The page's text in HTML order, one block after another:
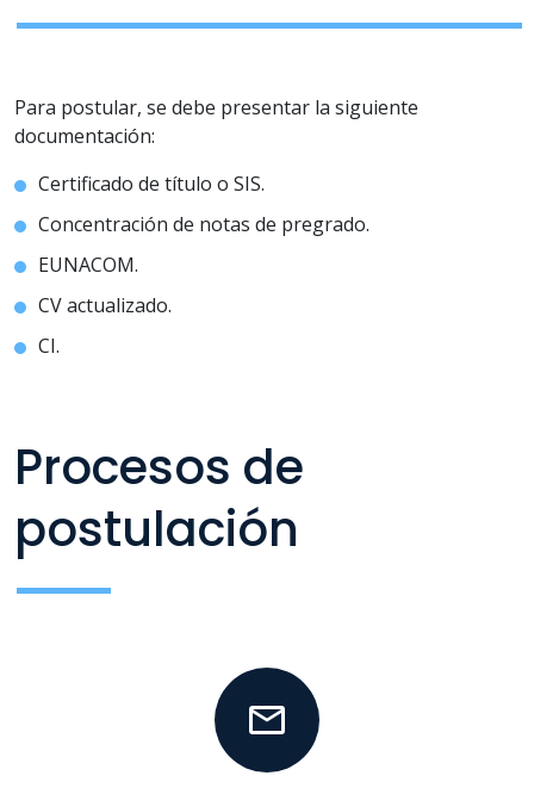
Para postular, se debe presentar la siguiente
documentación:
Certificado de título o SIS.
Concentración de notas de pregrado.
EUNACOM.
CV actualizado.
CI.
Procesos de
postulación